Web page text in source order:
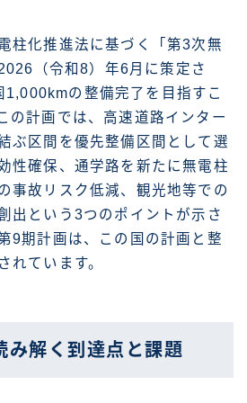
柱化推進法に基づく「第3次無
（令和8）年6月に策定さ
の整備完了を目指すこ
の計画では、高速道路インター
ぶ区間を優先整備区間として選
性確保、通学路を新たに無電柱
事故リスク低減、観光地等での
出という3つのポイントが示さ
9期計画は、この国の計画と整
れています。
み解く到達点と課題